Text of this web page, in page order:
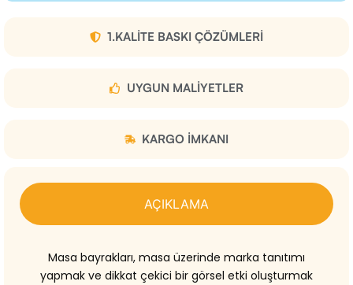
1.KALITE BASKI ÇÖZÜMLERI
UYGUN MALIYETLER
KARGO IMKANI
AÇIKLAMA
Masa bayrakları, masa üzerinde marka tanıtımı
yapmak ve dikkat çekici bir görsel etki oluşturmak